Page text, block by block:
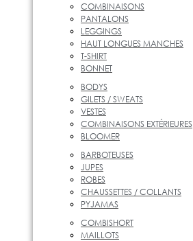
COMBINAISONS
PANTALONS
LEGGINGS
HAUT LONGUES MANCHES
T-SHIRT
BONNET
BODYS
GILETS / SWEATS
VESTES
COMBINAISONS EXTÉRIEURES
BLOOMER
BARBOTEUSES
JUPES
ROBES
CHAUSSETTES / COLLANTS
PYJAMAS
COMBISHORT
MAILLOTS